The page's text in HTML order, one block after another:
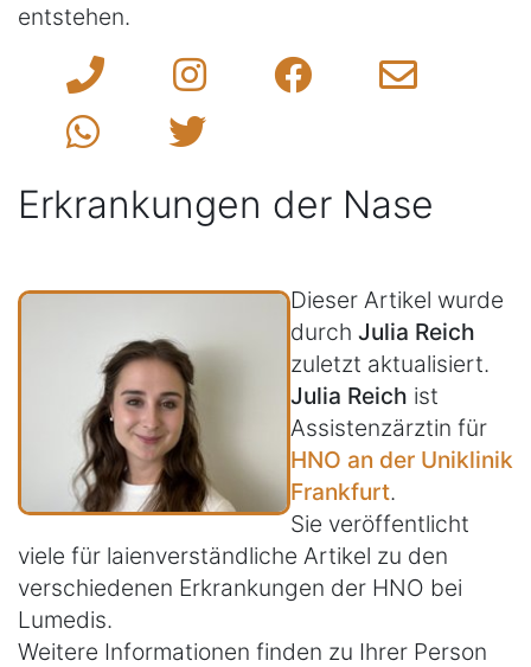
entstehen.
Erkrankungen der Nase
Dieser Artikel wurde
durch Julia Reich
zuletzt aktualisiert.
Julia Reich ist
Assistenzärztin für
HNO an der Uniklinik
Frankfurt.
Sie veröffentlicht
viele für laienverständliche Artikel zu den
verschiedenen Erkrankungen der HNO bei
Lumedis.
Weitere Informationen finden zu Ihrer Person